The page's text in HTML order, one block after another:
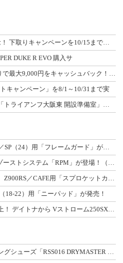
新型「RESO」インカム発売記念！ 下取りキャンペーンを10/15まで延長して開
DUKE R EVO 購入サ
B+COM 最新モデル購入・下取りで最大9,000円をキャッシュバック！「B+F
キャンペーン」を8/1～10/31まで実
【トライアンフ】関西最大規模「トライアンフ大阪東 開設準備室」がオープン！ 限定
マジカルレーシングから MT-09／SP（24）用「フレームガード」が登場！
RPM から ホンダ GROM用エキゾーストシステム「RPM」が登場！（動画あり
カスタムスプロケットを見せる、Z900RS／CAFE用「スプロケットカバーフルキ
18-22）用「ニーパッド」が発売！
ゲル素材入りで快適＆足つき向上！ デイトナから Vストローム250SX用「快適ロ
アールエスタイチの新ライディングシューズ「RSS016 DRYMASTER スト